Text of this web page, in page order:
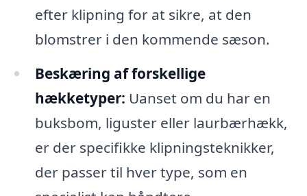
efter klipning for at sikre, at den
blomstrer i den kommende sæson.
Beskæring af forskellige
hækketyper: Uanset om du har en
buksbom, liguster eller laurbærhækk,
er der specifikke klipningsteknikker,
der passer til hver type, som en